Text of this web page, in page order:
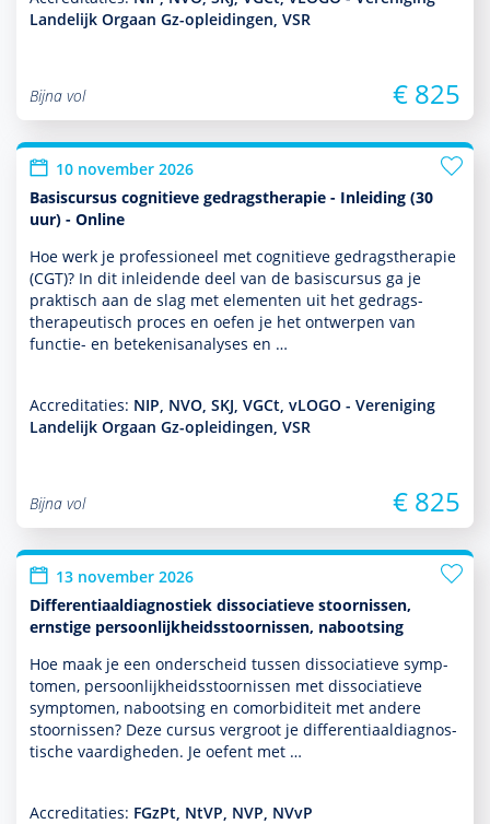
Landelijk Orgaan Gz-opleidingen, VSR
Bijna vol € 825
10 november 2026
Basiscursus cognitieve gedragstherapie - Inleiding (30
uur) - Online
Hoe werk je professioneel met cogni­tieve gedrags­thera­pie
(CGT)? In dit inleidende deel van de basis­cursus ga je
prak­tisch aan de slag met elementen uit het gedrags­
thera­peu­tisch proces en oefen je het ontwerpen van
functie- en bete­kenisanalyses en …
Accreditaties: NIP, NVO, SKJ, VGCt, vLOGO - Vereniging
Landelijk Orgaan Gz-opleidingen, VSR
Bijna vol € 825
13 november 2026
Differentiaaldiagnostiek dissociatieve stoornissen,
ernstige persoonlijkheidsstoornissen, nabootsing
Hoe maak je een onderscheid tussen dissociatieve symp­
tomen, per­soon­lijk­heids­stoor­nissen met dissociatieve
symp­tomen, nabootsing en comorbiditeit met andere
stoor­nissen? Deze cursus vergroot je differentiaaldiag­nos­
tische vaar­dig­heden. Je oefent met …
Accreditaties: FGzPt, NtVP, NVP, NVvP